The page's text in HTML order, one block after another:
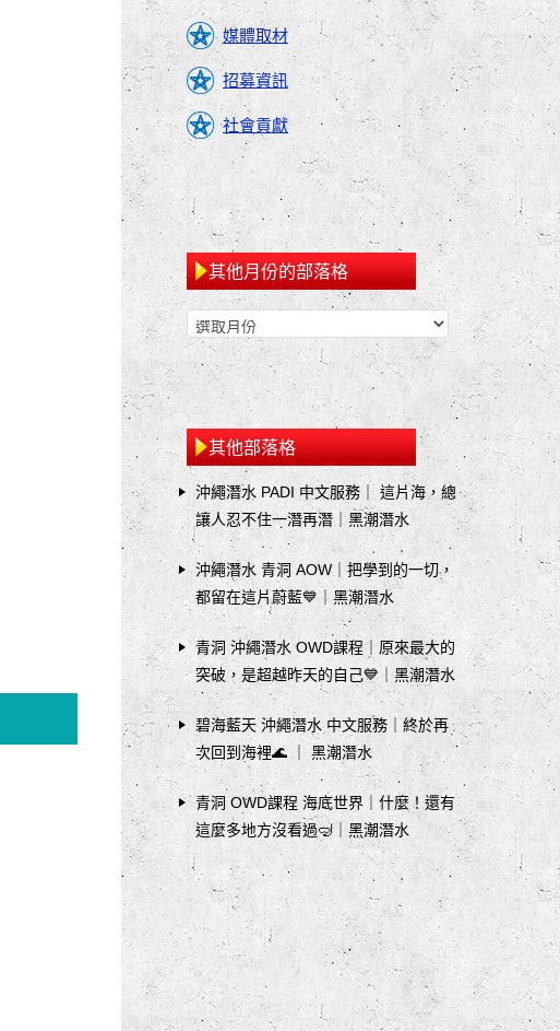
媒體取材
招募資訊
社會貢獻
其他月份的部落格
其他部落格
沖繩潛水 PADI 中文服務｜ 這片海，總
讓人忍不住一潛再潛｜黑潮潛水
沖繩潛水 青洞 AOW｜把學到的一切，
都留在這片蔚藍💙｜黑潮潛水
青洞 沖繩潛水 OWD課程｜原來最大的
突破，是超越昨天的自己💙｜黑潮潛水
碧海藍天 沖繩潛水 中文服務｜終於再
次回到海裡🌊 ｜ 黑潮潛水
青洞 OWD課程 海底世界｜什麼！還有
這麼多地方沒看過🤿｜黑潮潛水